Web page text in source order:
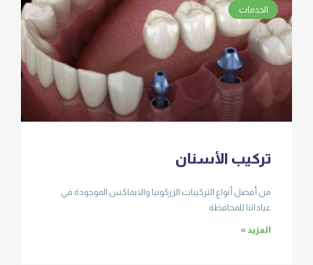
الخدمات
تركيب الأسنان
من أفضل أنواع التركيبات الزركونيا والايماكس الموجودة في
عياداتنا للمحافظة
المزيد »